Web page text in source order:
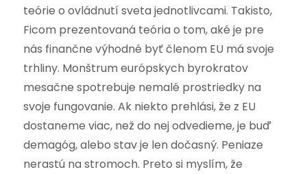
teórie o ovládnutí sveta jednotlivcami. Takisto,
Ficom prezentovaná teória o tom, aké je pre
nás finančne výhodné byť členom EU má svoje
trhliny. Monštrum európskych byrokratov
mesačne spotrebuje nemalé prostriedky na
svoje fungovanie. Ak niekto prehlási, že z EU
dostaneme viac, než do nej odvedieme, je buď
demagóg, alebo stav je len dočasný. Peniaze
nerastú na stromoch. Preto si myslím, že